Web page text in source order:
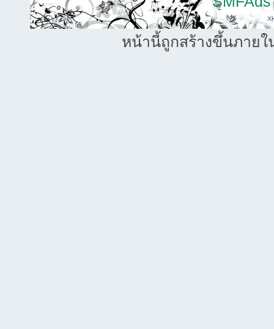
หน้านี้ถูกสร้างขึ้นภายใ